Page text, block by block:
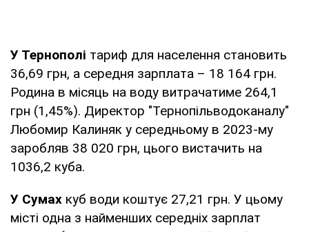
У Тернополі тариф для населення становить
36,69 грн, а середня зарплата – 18 164 грн.
Родина в місяць на воду витрачатиме 264,1
грн (1,45%). Директор "Тернопільводоканалу"
Любомир Калиняк у середньому в 2023-му
заробляв 38 020 грн, цього вистачить на
1036,2 куба.
У Сумах куб води коштує 27,21 грн. У цьому
місті одна з найменших середніх зарплат